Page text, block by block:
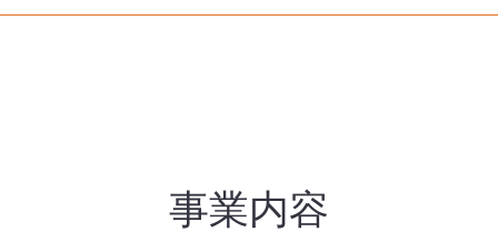
​事業内容